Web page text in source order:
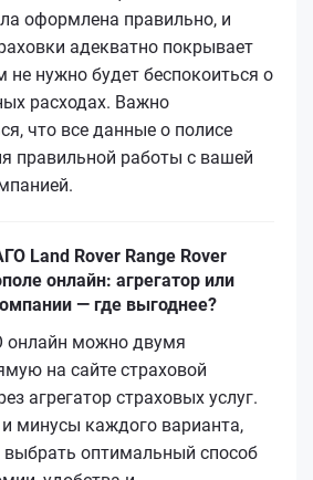
оформлена правильно, и
адекватно покрывает
не нужно будет беспокоиться о
расходах. Важно
что все данные о полисе
правильной работы с вашей
Land Rover Range Rover
онлайн: агрегатор или
— где выгоднее?
можно двумя
на сайте страховой
агрегатор страховых услуг.
минусы каждого варианта,
оптимальный способ